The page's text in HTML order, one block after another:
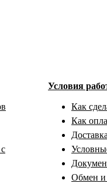
Условия
Как
Как
Доставка
Обмен и